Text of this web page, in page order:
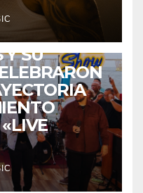
LIVE SESSION
Y SU